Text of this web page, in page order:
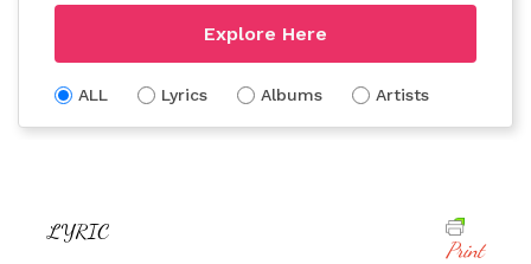
Explore Here
ALL Lyrics Albums Artists
LYRIC
Print